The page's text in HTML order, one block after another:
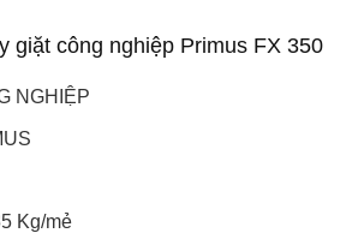
giặt công nghiệp Primus FX 350
NGHIỆP
Kg/mẻ